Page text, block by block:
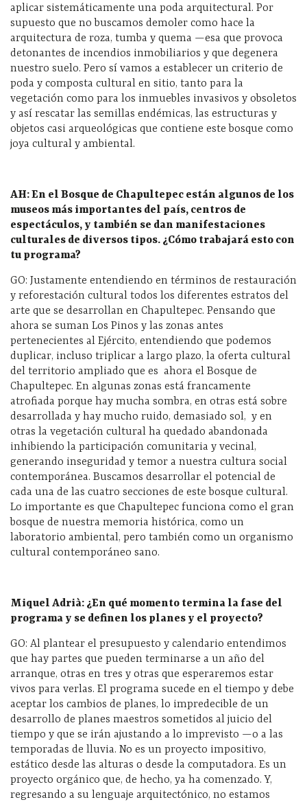
aplicar sistemáticamente una poda arquitectural. Por
supuesto que no buscamos demoler como hace la
arquitectura de roza, tumba y quema —esa que provoca
detonantes de incendios inmobiliarios y que degenera
nuestro suelo. Pero sí vamos a establecer un criterio de
poda y composta cultural en sitio, tanto para la
vegetación como para los inmuebles invasivos y obsoletos
y así rescatar las semillas endémicas, las estructuras y
objetos casi arqueológicas que contiene este bosque como
joya cultural y ambiental.
AH: En el Bosque de Chapultepec están algunos de los
museos más importantes del país, centros de
espectáculos, y también se dan manifestaciones
culturales de diversos tipos. ¿Cómo trabajará esto con
tu programa?
GO: Justamente entendiendo en términos de restauración
y reforestación cultural todos los diferentes estratos del
arte que se desarrollan en Chapultepec. Pensando que
ahora se suman Los Pinos y las zonas antes
pertenecientes al Ejército, entendiendo que podemos
duplicar, incluso triplicar a largo plazo, la oferta cultural
del territorio ampliado que es ahora el Bosque de
Chapultepec. En algunas zonas está francamente
atrofiada porque hay mucha sombra, en otras está sobre
desarrollada y hay mucho ruido, demasiado sol, y en
otras la vegetación cultural ha quedado abandonada
inhibiendo la participación comunitaria y vecinal,
generando inseguridad y temor a nuestra cultura social
contemporánea. Buscamos desarrollar el potencial de
cada una de las cuatro secciones de este bosque cultural.
Lo importante es que Chapultepec funciona como el gran
bosque de nuestra memoria histórica, como un
laboratorio ambiental, pero también como un organismo
cultural contemporáneo sano.
Miquel Adrià: ¿En qué momento termina la fase del
programa y se definen los planes y el proyecto?
GO: Al plantear el presupuesto y calendario entendimos
que hay partes que pueden terminarse a un año del
arranque, otras en tres y otras que esperaremos estar
vivos para verlas. El programa sucede en el tiempo y debe
aceptar los cambios de planes, lo impredecible de un
desarrollo de planes maestros sometidos al juicio del
tiempo y que se irán ajustando a lo imprevisto —o a las
temporadas de lluvia. No es un proyecto impositivo,
estático desde las alturas o desde la computadora. Es un
proyecto orgánico que, de hecho, ya ha comenzado. Y,
regresando a su lenguaje arquitectónico, no estamos